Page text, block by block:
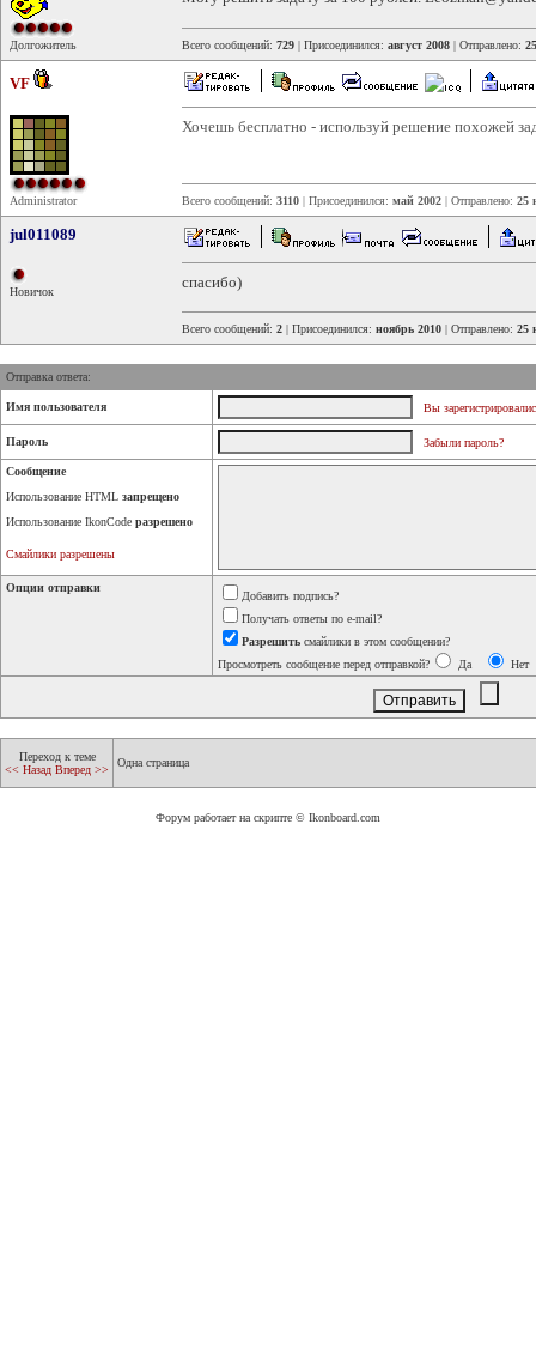
Долгожитель Всего сообщений: 729 | Присоединился: август 2008 | Отправлено:
VF
Administrator
Хочешь бесплатно - используй решение похожей
Всего сообщений: 3110 | Присоединился: май 2002 | Отправлено: 25
jul011089
Новичок
спасибо)
Всего сообщений: 2 | Присоединился: ноябрь 2010 | Отправлено: 25
Отправка ответа:
Имя пользователя Вы
Пароль Забыли пароль?
Сообщение
Использование HTML запрещено
Использование IkonCode разрешено
Смайлики разрешены
Опции отправки
Добавить подпись?
Получать ответы по e-mail?
Разрешить смайлики в этом сообщении?
Просмотреть сообщение перед отправкой?
Да Нет
Переход к теме
<< Назад Вперед >>
Одна страница
Форум работает на скрипте © Ikonboard.com